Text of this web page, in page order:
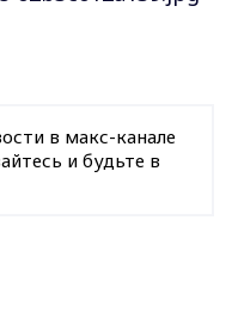
в макс-канале
и будьте в